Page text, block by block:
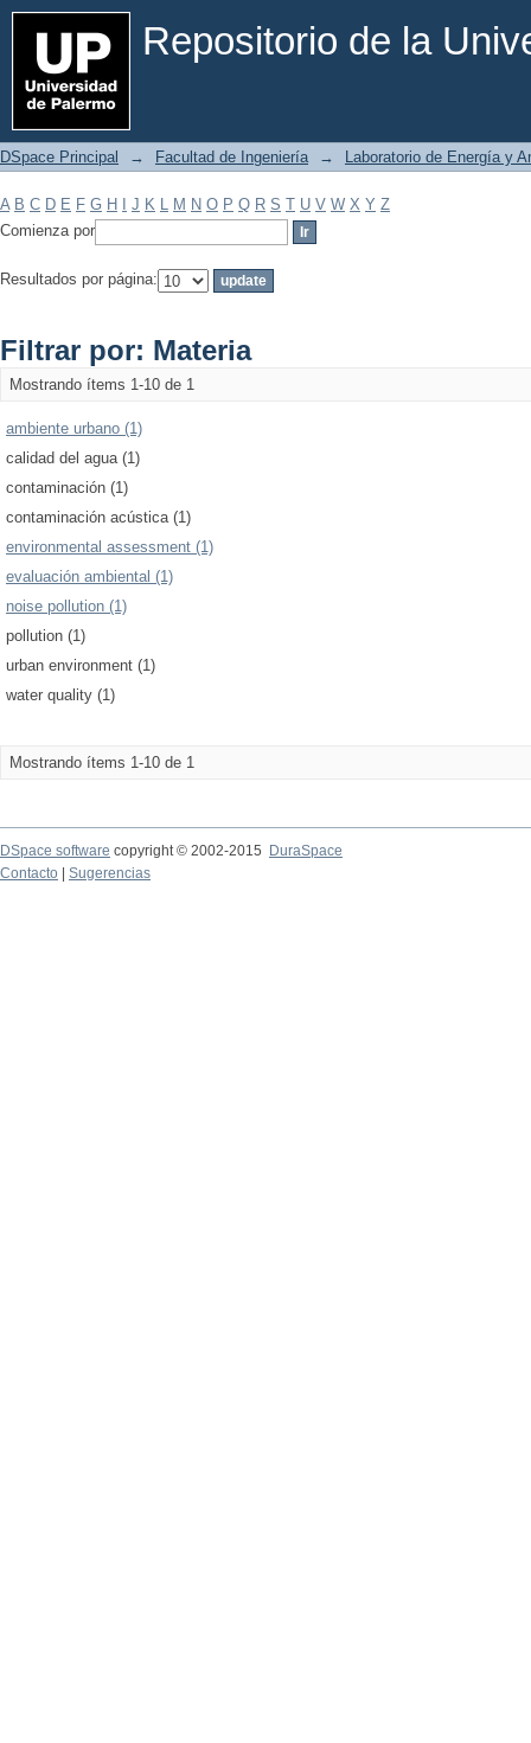
Repositorio de la
Filtrar por: Materia
DSpace Principal → Facultad de Ingeniería → Laboratorio de Energía y
A B C D E F G H J K L M N O P Q R S T U V W X Y Z
Comienza por
Resultados por página:
Filtrar por: Materia
Mostrando ítems 1-10 de 1
ambiente urbano (1)
calidad del agua (1)
contaminación (1)
contaminación acústica (1)
environmental assessment (1)
evaluación ambiental (1)
noise pollution (1)
pollution (1)
urban environment (1)
water quality (1)
Mostrando ítems 1-10 de 1
DSpace software copyright © 2002-2015
DuraSpace
Contacto
Sugerencias